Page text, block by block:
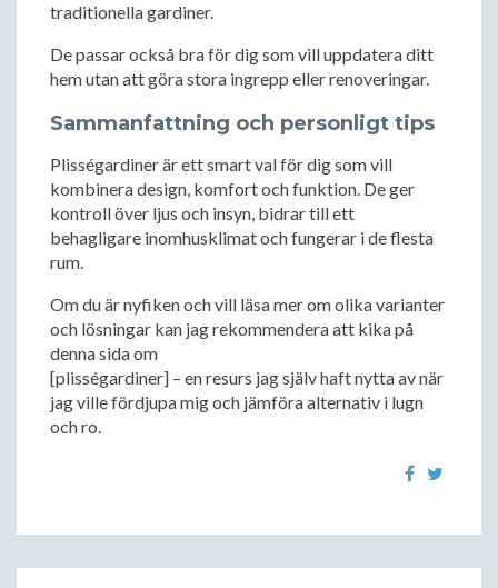
traditionella gardiner.
De passar också bra för dig som vill uppdatera ditt
hem utan att göra stora ingrepp eller renoveringar.
Sammanfattning och personligt tips
Plisségardiner är ett smart val för dig som vill
kombinera design, komfort och funktion. De ger
kontroll över ljus och insyn, bidrar till ett
behagligare inomhusklimat och fungerar i de flesta
rum.
Om du är nyfiken och vill läsa mer om olika varianter
och lösningar kan jag rekommendera att kika på
denna sida om
[plisségardiner] – en resurs jag själv haft nytta av när
jag ville fördjupa mig och jämföra alternativ i lugn
och ro.